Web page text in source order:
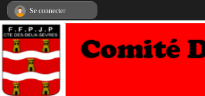
Se connecter
Panneau de gestion des cookies